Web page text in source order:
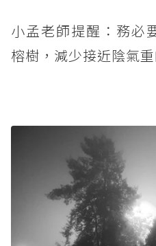
小孟老師提醒：務必
榕樹，減少接近陰氣